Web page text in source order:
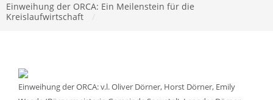
Einweihung der ORCA: Ein Meilenstein für die
Kreislaufwirtschaft
Einweihung der ORCA: v.l. Oliver Dörner, Horst Dörner, Emily